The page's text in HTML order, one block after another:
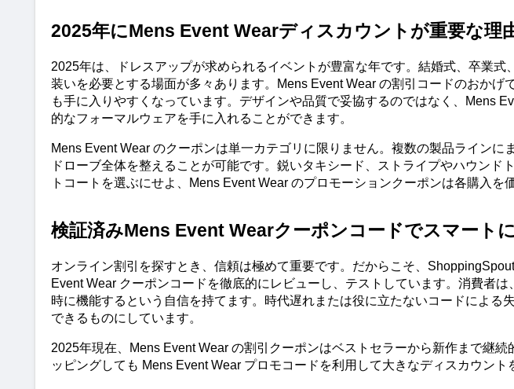
2025年にMens Event Wearディスカウントが重要な理
2025年は、ドレスアップが求められるイベントが豊富な年です。結婚式、卒業式
装いを必要とする場面が多々あります。Mens Event Wear の割引コードのおかげ
も手に入りやすくなっています。デザインや品質で妥協するのではなく、Mens
的なフォーマルウェアを手に入れることができます。
Mens Event Wear のクーポンは単一カテゴリに限りません。複数の製品ラインに
ドローブ全体を整えることが可能です。鋭いタキシード、ストライプやハウンド
トコートを選ぶにせよ、Mens Event Wear のプロモーションクーポンは各購入を
検証済みMens Event Wearクーポンコードでスマート
オンライン割引を探すとき、信頼は極めて重要です。だからこそ、
Event Wear クーポンコードを徹底的にレビューし、テストしています。消費者
時に機能するという自信を持てます。時代遅れまたは役に立たないコードによる
できるものにしています。
2025年現在、Mens Event Wear の割引クーポンはベストセラーから新作まで継
ッピングしても Mens Event Wear プロモコードを利用して大きなディスカウント